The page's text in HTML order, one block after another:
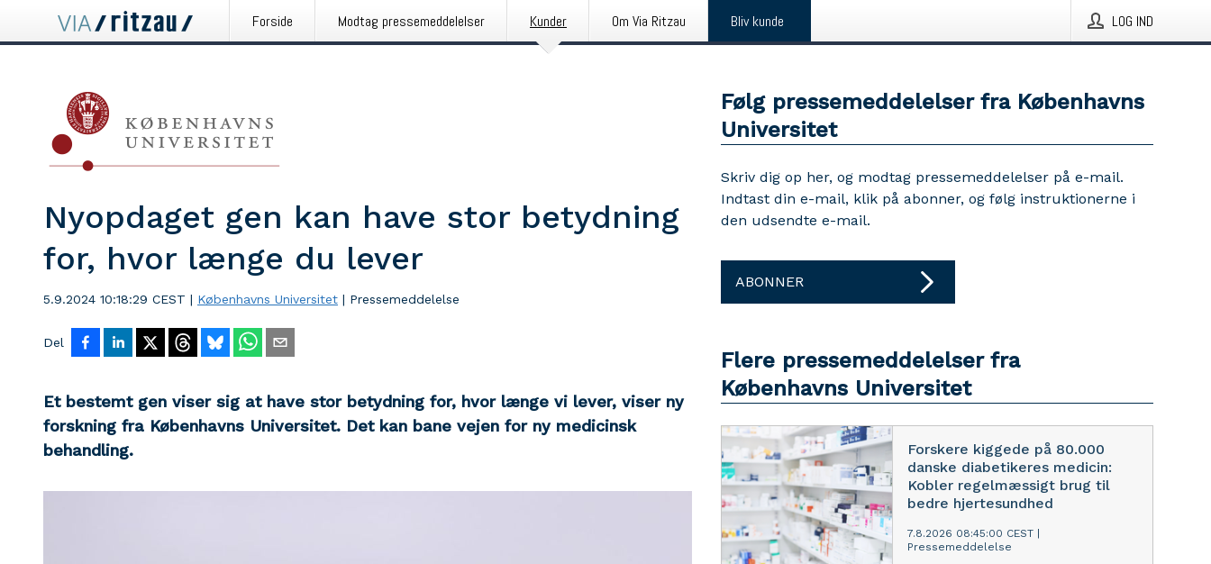
Forside Modtag pressemeddelelser Kunder Om Via Ritzau Bliv kunde LOG IND
Nyopdaget gen kan have stor betydning
for, hvor længe du lever
5.9.2024 10:18:29 CEST | Københavns Universitet | Pressemeddelelse
Del
Et bestemt gen viser sig at have stor betydning for, hvor længe vi lever, viser ny
forskning fra Københavns Universitet. Det kan bane vejen for ny medicinsk
behandling.
Følg pressemeddelelser fra Københavns
Universitet
Skriv dig op her, og modtag pressemeddelelser på e-mail.
Indtast din e-mail, klik på abonner, og følg instruktionerne i
den udsendte e-mail.
ABONNER
Flere pressemeddelelser fra
Københavns Universitet
Forskere kiggede på 80.000
danske diabetikeres medicin:
Kobler regelmæssigt brug til
bedre hjertesundhed
7.8.2026 08:45:00 CEST
Pressemeddelelse